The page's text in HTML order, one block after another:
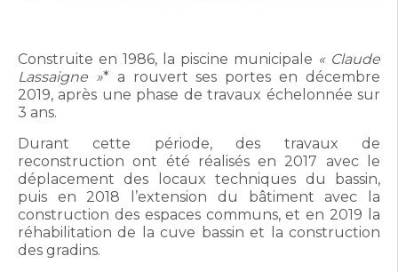
Construite en 1986, la piscine municipale « Claude
Lassaigne »* a rouvert ses portes en décembre
2019, après une phase de travaux échelonnée sur
3 ans.
Durant cette période, des travaux de
reconstruction ont été réalisés en 2017 avec le
déplacement des locaux techniques du bassin,
puis en 2018 l’extension du bâtiment avec la
construction des espaces communs, et en 2019 la
réhabilitation de la cuve bassin et la construction
des gradins.